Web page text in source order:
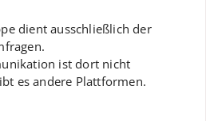
dient ausschließlich der
ist dort nicht
es andere Plattformen.